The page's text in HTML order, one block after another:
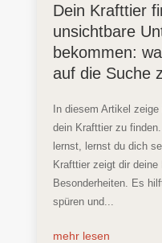
Dein Krafttier
unsichtbare
bekommen:
auf die Suche
In diesem Artikel
dein Krafttier zu
lernst, lernst du dich
Krafttier zeigt dir deine
Besonderheiten. Es
spüren und...
mehr lesen